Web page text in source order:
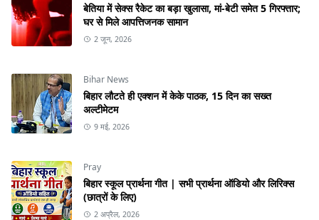
बेतिया में सेक्स रैकेट का बड़ा खुलासा, मां-बेटी समेत 5 गिरफ्तार;
घर से मिले आपत्तिजनक सामान
2 जून, 2026
Bihar News
बिहार लौटते ही एक्शन में केके पाठक, 15 दिन का सख्त
अल्टीमेटम
9 मई, 2026
Pray
बिहार स्कूल प्रार्थना गीत | सभी प्रार्थना ऑडियो और लिरिक्स
(छात्रों के लिए)
2 अप्रैल, 2026